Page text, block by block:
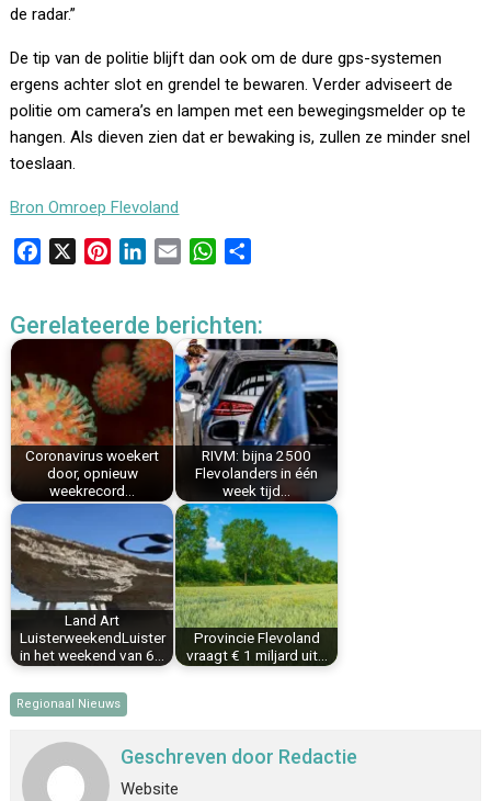
de radar.”
De tip van de politie blijft dan ook om de dure gps-systemen
ergens achter slot en grendel te bewaren. Verder adviseert de
politie om camera’s en lampen met een bewegingsmelder op te
hangen. Als dieven zien dat er bewaking is, zullen ze minder snel
toeslaan.
Bron Omroep Flevoland
e
o
o
k
t
e
r
e
t
k
e
d
n
i
l
W
t
s
A
p
p
e
n
Gerelateerde berichten:
Coronavirus woekert
door, opnieuw
weekrecord…
RIVM: bijna 2500
Flevolanders in één
week tijd…
Land Art
LuisterweekendLuister
in het weekend van 6…
Provincie Flevoland
vraagt € 1 miljard uit…
Regionaal Nieuws
Geschreven door Redactie
Website